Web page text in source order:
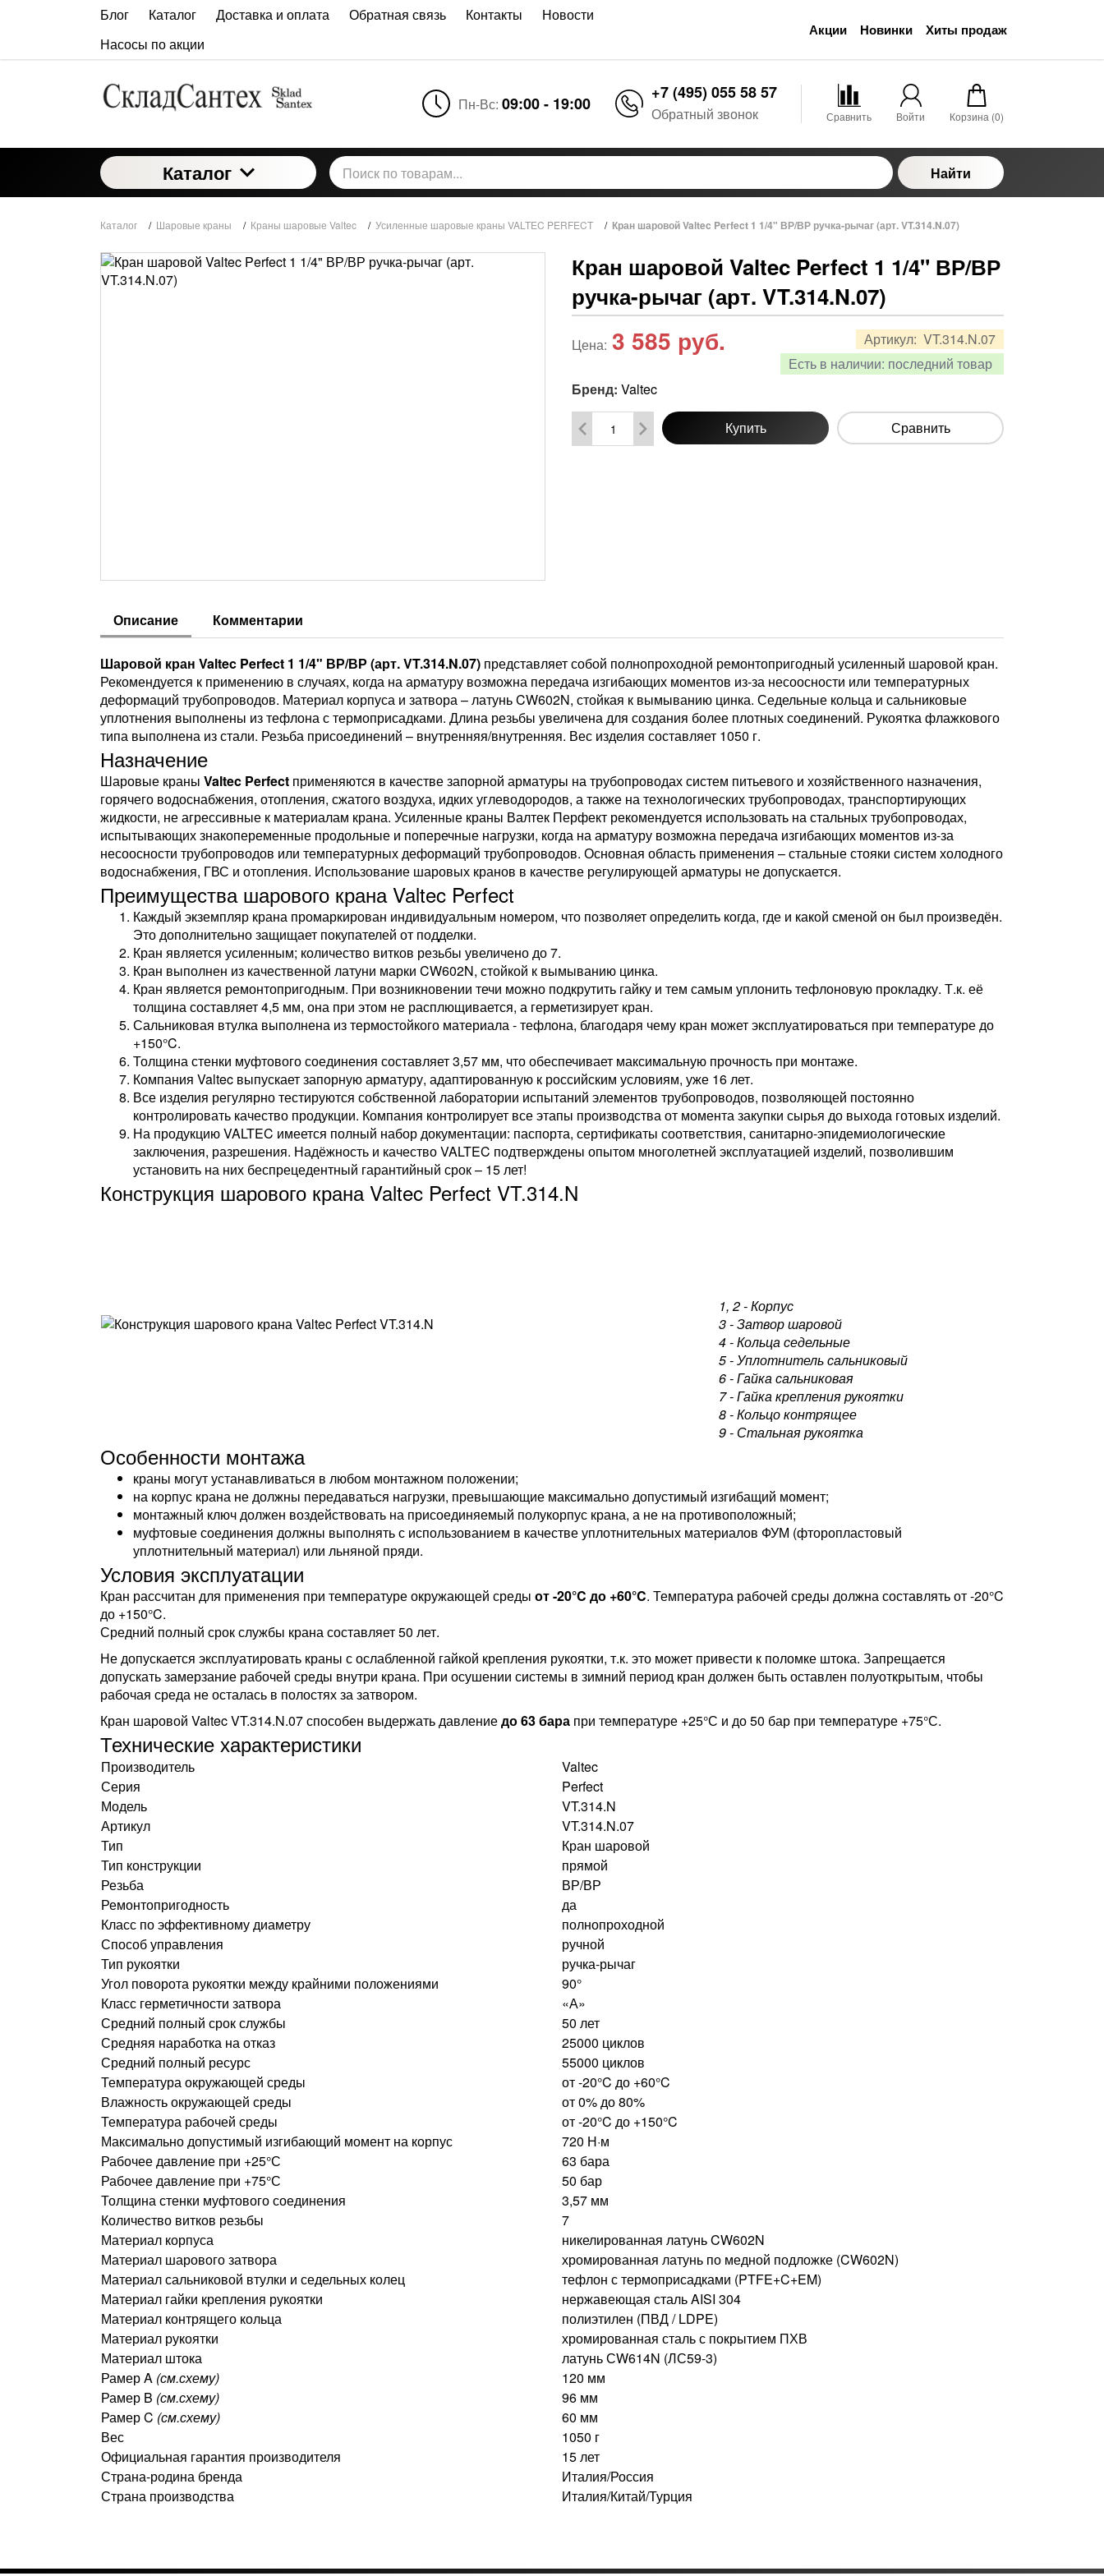
Блог Каталог Доставка и оплата Обратная связь Контакты
Новости
Насосы по акции
Акции Новинки Хиты продаж
Пн-Вс: 09:00 - 19:00
+7 (495) 055 58 57
Обратный звонок Сравнить Войти Корзина (0)
Каталог Найти
Каталог / Шаровые краны / Краны шаровые Valtec / Усиленные шаровые краны VALTEC PERFECT / Кран шаровой Valtec Perfect 1 1/4" ВР/ВР ручка-рычаг (арт. VT.314.N.07)
Кран шаровой Valtec Perfect 1 1/4" ВР/ВР
ручка-рычаг (арт. VT.314.N.07)
Артикул: VT.314.N.07
Есть в наличии: последний товар
Цена: 3 585 руб.
Бренд: Valtec
Купить Сравнить
Описание Комментарии
Шаровой кран Valtec Perfect 1 1/4" ВР/ВР (арт. VT.314.N.07) представляет собой полнопроходной ремонтопригодный усиленный шаровой кран.
Рекомендуется к применению в случаях, когда на арматуру возможна передача изгибающих моментов из-за несоосности или температурных
деформаций трубопроводов. Материал корпуса и затвора – латунь CW602N, стойкая к вымыванию цинка. Седельные кольца и сальниковые
уплотнения выполнены из тефлона с термоприсадками. Длина резьбы увеличена для создания более плотных соединений. Рукоятка флажкового
типа выполнена из стали. Резьба присоединений – внутренняя/внутренняя. Вес изделия составляет 1050 г.
Назначение
Шаровые краны Valtec Perfect применяются в качестве запорной арматуры на трубопроводах систем питьевого и хозяйственного назначения,
горячего водоснабжения, отопления, сжатого воздуха, идких углеводородов, а также на технологических трубопроводах, транспортирующих
жидкости, не агрессивные к материалам крана. Усиленные краны Валтек Перфект рекомендуется использовать на стальных трубопроводах,
испытывающих знакопеременные продольные и поперечные нагрузки, когда на арматуру возможна передача изгибающих моментов из-за
несоосности трубопроводов или температурных деформаций трубопроводов. Основная область применения – стальные стояки систем холодного
водоснабжения, ГВС и отопления. Использование шаровых кранов в качестве регулирующей арматуры не допускается.
Преимущества шарового крана Valtec Perfect
Каждый экземпляр крана промаркирован индивидуальным номером, что позволяет определить когда, где и какой сменой он был произведён.
Это дополнительно защищает покупателей от подделки.
Кран является усиленным; количество витков резьбы увеличено до 7.
Кран выполнен из качественной латуни марки CW602N, стойкой к вымыванию цинка.
Кран является ремонтопригодным. При возникновении течи можно подкрутить гайку и тем самым уплонить тефлоновую прокладку. Т.к. её
толщина составляет 4,5 мм, она при этом не расплющивается, а герметизирует кран.
Сальниковая втулка выполнена из термостойкого материала - тефлона, благодаря чему кран может эксплуатироваться при температуре до
+150°C.
Толщина стенки муфтового соединения составляет 3,57 мм, что обеспечивает максимальную прочность при монтаже.
Компания Valtec выпускает запорную арматуру, адаптированную к российским условиям, уже 16 лет.
Все изделия регулярно тестируются собственной лаборатории испытаний элементов трубопроводов, позволяющей постоянно
контролировать качество продукции. Компания контролирует все этапы производства от момента закупки сырья до выхода готовых изделий.
На продукцию VALTEC имеется полный набор документации: паспорта, сертификаты соответствия, санитарно-эпидемиологические
заключения, разрешения. Надёжность и качество VALTEC подтверждены опытом многолетней эксплуатацией изделий, позволившим
установить на них беспрецедентный гарантийный срок – 15 лет!
Конструкция шарового крана Valtec Perfect VT.314.N
1, 2 - Корпус
3 - Затвор шаровой
4 - Кольца седельные
5 - Уплотнитель сальниковый
6 - Гайка сальниковая
7 - Гайка крепления рукоятки
8 - Кольцо контрящее
9 - Стальная рукоятка
Особенности монтажа
краны могут устанавливаться в любом монтажном положении;
на корпус крана не должны передаваться нагрузки, превышающие максимально допустимый изгибащий момент;
монтажный ключ должен воздействовать на присоединяемый полукорпус крана, а не на противоположный;
муфтовые соединения должны выполнять с использованием в качестве уплотнительных материалов ФУМ (фторопластовый
уплотнительный материал) или льняной пряди.
Условия эксплуатации
Кран рассчитан для применения при температуре окружающей среды от -20°C до +60°C. Температура рабочей среды должна составлять от -20°C
до +150°C.
Средний полный срок службы крана составляет 50 лет.
Не допускается эксплуатировать краны с ослабленной гайкой крепления рукоятки, т.к. это может привести к поломке штока. Запрещается
допускать замерзание рабочей среды внутри крана. При осушении системы в зимний период кран должен быть оставлен полуоткрытым, чтобы
рабочая среда не осталась в полостях за затвором.
Кран шаровой Valtec VT.314.N.07 способен выдержать давлениедо 63 бара при температуре +25°С и до 50 бар при температуре +75°С.
Технические характеристики
Производитель
Valtec
Серия
Perfect
Модель
VT.314.N
Артикул
VT.314.N.07
Тип
Кран шаровой
Тип конструкции
прямой
Резьба
ВР/ВР
Ремонтопригодность
да
Класс по эффективному диаметру
полнопроходной
Способ управления
ручной
Тип рукоятки
ручка-рычаг
Угол поворота рукоятки между крайними положениями
90°
Класс герметичности затвора
«А»
Средний полный срок службы
50 лет
Средняя наработка на отказ
25000 циклов
Средний полный ресурс
55000 циклов
Температура окружающей среды
от -20°C до +60°C
Влажность окружающей среды
от 0% до 80%
Температура рабочей среды
от -20°C до +150°C
Максимально допустимый изгибающий момент на корпус
720 Н·м
Рабочее давление при +25°С
63 бара
Рабочее давление при +75°С
50 бар
Толщина стенки муфтового соединения
3,57 мм
Количество витков резьбы
7
Материал корпуса
никелированная латунь CW602N
Материал шарового затвора
хромированная латунь по медной подложке (CW602N)
Материал сальниковой втулки и седельных колец
тефлон с термоприсадками (PTFE+C+EM)
Материал гайки крепления рукоятки
нержавеющая сталь AISI 304
Материал контрящего кольца
полиэтилен (ПВД / LDPE)
Материал рукоятки
хромированная сталь с покрытием ПХВ
Материал штока
латунь СW614N (ЛС59-3)
Рамер A (см.схему)
120 мм
Рамер B (см.схему)
96 мм
Рамер C (см.схему)
60 мм
Вес
1050 г
Официальная гарантия производителя
15 лет
Страна-родина бренда
Италия/Россия
Страна производства
Италия/Китай/Турция